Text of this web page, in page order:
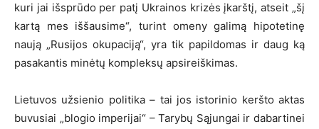
kuri jai išsprūdo per patį Ukrainos krizės įkarštį, atseit „šį
kartą mes iššausime“, turint omeny galimą hipotetinę
naują „Rusijos okupaciją“, yra tik papildomas ir daug ką
pasakantis minėtų kompleksų apsireiškimas.
Lietuvos užsienio politika – tai jos istorinio keršto aktas
buvusiai „blogio imperijai“ – Tarybų Sąjungai ir dabartinei